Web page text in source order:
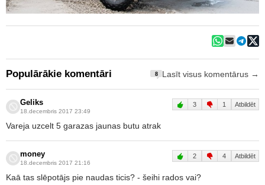
Populārākie komentāri 8 Lasīt visus komentārus →
Geliks
18.decembris 2017 23:49
3 1 Atbildēt
Vareja uzcelt 5 garazas jaunas butu atrak
money
18.decembris 2017 21:16
2 4 Atbildēt
Kaā tas slēpotājs pie naudas ticis? - šeihi rados vai?